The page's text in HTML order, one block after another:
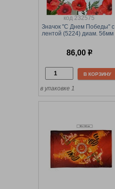
код 232575
Значок "С Днем Победы" с
лентой (5224) диам. 56мм
86,00 р
В КОРЗИНУ
в упаковке 1